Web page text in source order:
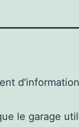
le garage